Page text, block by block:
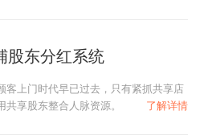
股东分红系统
客上门时代早已过去，只有紧抓共享店
共享股东整合人脉资源。
了解详情